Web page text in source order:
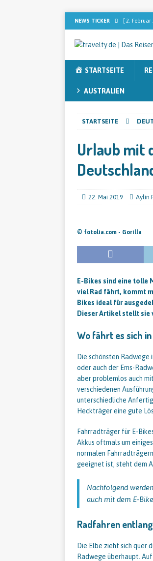
NEWS TICKER [ 2. Februar
[ 13.
[ 12.
STARTSEITE
AUSTRALIEN
STARTSEITE
Urlaub mit
22. Mai 2019 Aylin
© fotolia.com - Gorilla
E-Bikes sind eine tolle
viel Rad fährt, kommt
Bikes ideal für
Dieser Artikel stellt sie
Wo fährt es sich
Die schönsten
oder auch der Ems-
aber problemlos auch
verschiedenen
unterschiedliche
Heckträger eine gute
Fahrradträger für E-
Akkus oftmals um
normalen
geeignet ist, steht dem
Nachfolgend
auch mit dem E-
Radfahren
Die Elbe zieht sich quer
Radwege überhaupt.